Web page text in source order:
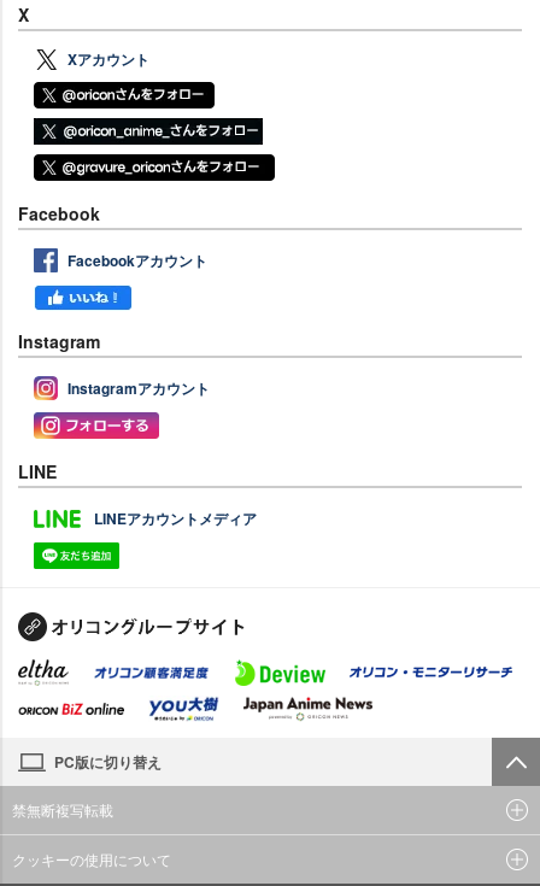
X
Xアカウント
Facebook
Facebookアカウント
Instagram
Instagramアカウント
LINE
LINEアカウントメディア
PC版に切り替え
禁無断複写転載
クッキーの使用について